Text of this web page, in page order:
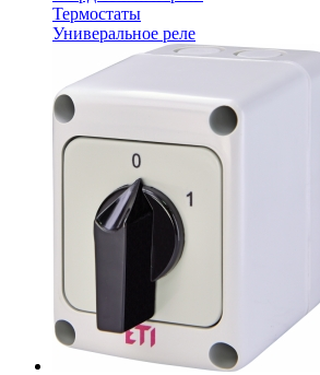
Термостаты
Универальное реле